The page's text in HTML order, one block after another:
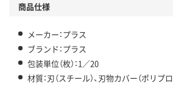
商品仕様
メーカー：プラス
ブランド：プラス
包装単位（枚）：1／20
材質：刃（スチール）、刃物カバー（ポリプ